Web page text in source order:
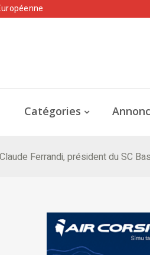
Catégories
Claude Ferrandi, président du SC